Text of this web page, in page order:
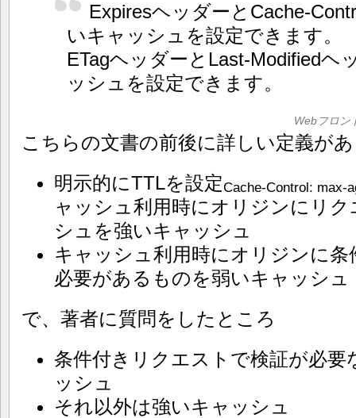
ExpiresヘッダーとCache-
いキャッシュを設定できます。
ETagヘッダーとLast-Modifiedヘ
ッシュを設定できます。
Webフロン
こちらの文書の前後に詳しい定義が
明示的にTTLを設定Cache-Control: max-
ャッシュ利用時にオリジンにリ
シュを強いキャッシュ
キャッシュ利用時にオリジンに
必要があるものを弱いキャッシュ
で、著者に質問をしたところ
条件付きリクエストで検証が必
ッシュ
それ以外は強いキャッシュ